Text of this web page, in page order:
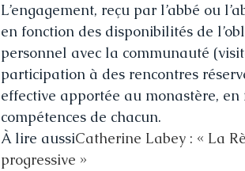
L’engagement, reçu par l’abbé ou
en fonction des disponibilités de
personnel avec la communauté
participation à des rencontres
effective apportée au monastère,
compétences de chacun.
À lire aussiCatherine Labey : « La
progressive »